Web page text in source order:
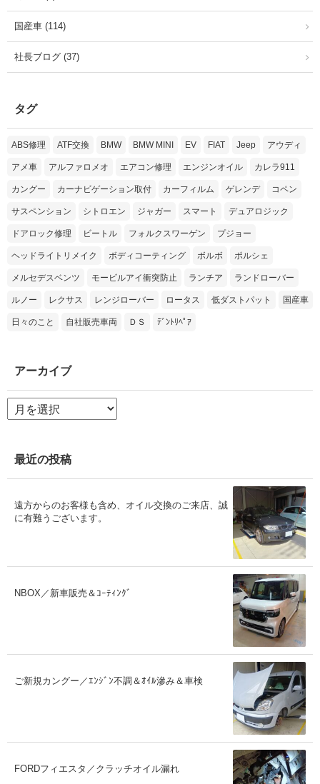
国産車 (114)
社長ブログ (37)
タグ
ABS修理 ATF交換 BMW BMW MINI EV FIAT Jeep アウディ
アメ車 アルファロメオ エアコン修理 エンジンオイル カレラ911
カングー カーナビゲーション取付 カーフィルム ゲレンデ コペン
サスペンション シトロエン ジャガー スマート デュアロジック
ドアロック修理 ビートル フォルクスワーゲン プジョー
ヘッドライトリメイク ボディコーティング ボルボ ポルシェ
メルセデスベンツ モービルアイ衝突防止 ランチア ランドローバー
ルノー レクサス レンジローバー ロータス 低ダストパット 国産車
日々のこと 自社販売車両 ＤＳ ﾃﾞﾝﾄﾘﾍﾟｱ
アーカイブ
ア
ー
ブ
最近の投稿
遠方からのお客様も含め、オイル交換のご来店、誠
に有難うございます。
NBOX／新車販売＆ｺｰﾃｨﾝｸﾞ
ご新規カングー／ｴﾝｼﾞﾝ不調＆ｵｲﾙ滲み＆車検
FORDフィエスタ／クラッチオイル漏れ